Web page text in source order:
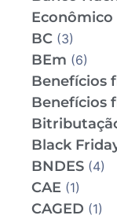
Econômico
BC (3)
BEm (6)
Benefícios
Benefícios
Black
BNDES (4)
CAE (1)
CAGED (1)